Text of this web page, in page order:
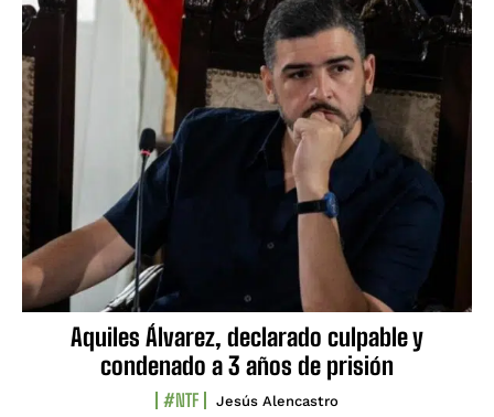
Aquiles Álvarez, declarado culpable y
condenado a 3 años de prisión
#NTF Jesús Alencastro